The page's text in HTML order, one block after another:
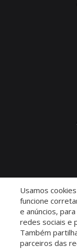
Usamos
funcione
e anúncios,
redes sociais e
Também
parceiros das